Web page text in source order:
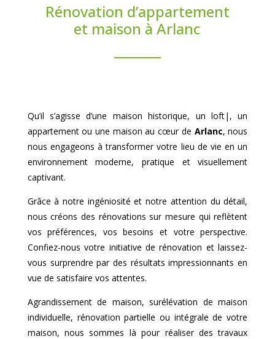
Rénovation d’appartement
et maison à Arlanc
Qu’il s’agisse d’une maison historique, un loft|, un
appartement ou une maison au cœur de Arlanc, nous
nous engageons à transformer votre lieu de vie en un
environnement moderne, pratique et visuellement
captivant.
Grâce à notre ingéniosité et notre attention du détail,
nous créons des rénovations sur mesure qui reflètent
vos préférences, vos besoins et votre perspective.
Confiez-nous votre initiative de rénovation et laissez-
vous surprendre par des résultats impressionnants en
vue de satisfaire vos attentes.
Agrandissement de maison, surélévation de maison
individuelle, rénovation partielle ou intégrale de votre
maison, nous sommes là pour réaliser des travaux